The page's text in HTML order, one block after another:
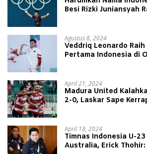
Besi Rizki Juniansyah
Agustus 8, 2024
Veddriq Leonardo Raih
Pertama Indonesia di
April 21, 2024
Madura United
2-0, Laskar Sape
April 18, 2024
Timnas Indonesia U-
Australia, Erick Thohir: